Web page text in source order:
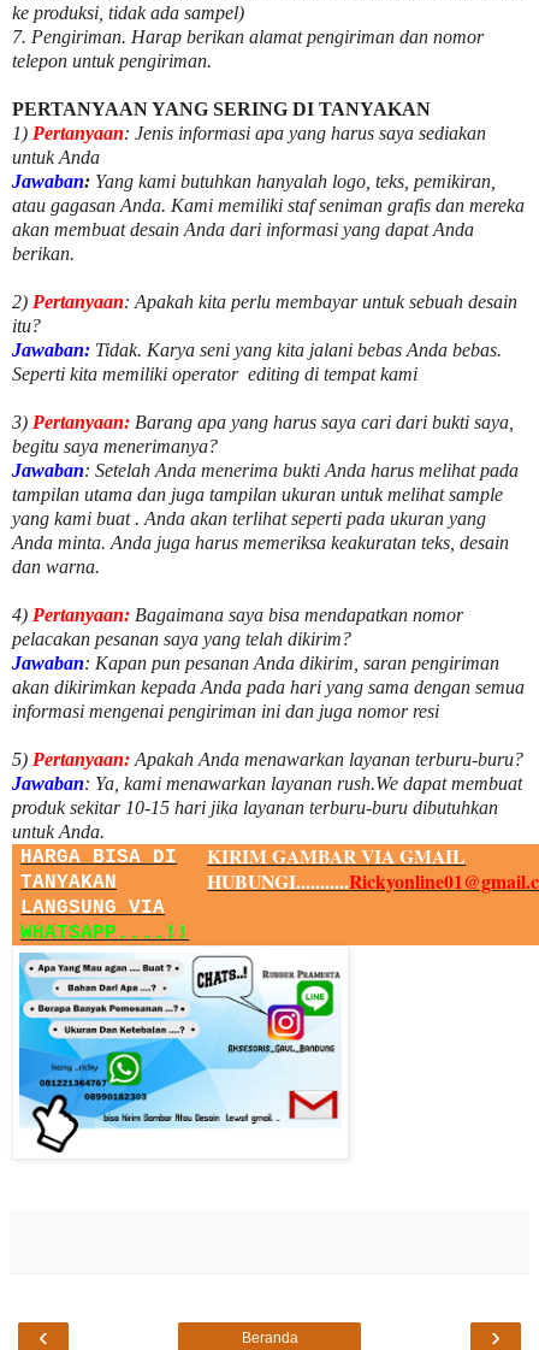
ke produksi, tidak ada sampel)
7. Pengiriman. Harap berikan alamat pengiriman dan nomor
telepon untuk pengiriman.
PERTANYAAN YANG SERING DI TANYAKAN
1) Pertanyaan: Jenis informasi apa yang harus saya sediakan
untuk Anda
Jawaban: Yang kami butuhkan hanyalah logo, teks, pemikiran,
atau gagasan Anda. Kami memiliki staf seniman grafis dan mereka
akan membuat desain Anda dari informasi yang dapat Anda
berikan.
2) Pertanyaan: Apakah kita perlu membayar untuksebuah desain
itu?
Jawaban: Tidak. Karya seni yang kita jalani bebas Anda bebas.
Seperti kita memiliki operator editing di tempat kami
3) Pertanyaan: Barang apa yang harus saya cari dari bukti saya,
begitu saya menerimanya?
Jawaban: Setelah Anda menerima bukti Anda harus melihat pada
tampilan utama dan juga tampilan ukuran untuk melihatsample
yang kami buat . Anda akan terlihat seperti pada ukuran yang
Anda minta. Anda juga harus memeriksa keakuratan teks, desain
dan warna.
4) Pertanyaan: Bagaimana saya bisa mendapatkan nomor
pelacakan pesanan saya yang telah dikirim?
Jawaban: Kapan pun pesanan Anda dikirim, saran pengiriman
akan dikirimkan kepada Anda pada hari yang sama dengan semua
informasi mengenai pengiriman ini dan juga nomorresi
5) Pertanyaan: Apakah Anda menawarkan layanan terburu-buru?
Jawaban: Ya, kami menawarkan layanan rush.We dapat membuat
produk sekitar 10-15 hari jika layanan terburu-buru dibutuhkan
untuk Anda.
HARGA BISA DI
TANYAKAN
LANGSUNG VIA
WHATSAPP....!!
KIRIM GAMBAR VIA GMAIL
HUBUNGI...........
‹ ›
Beranda